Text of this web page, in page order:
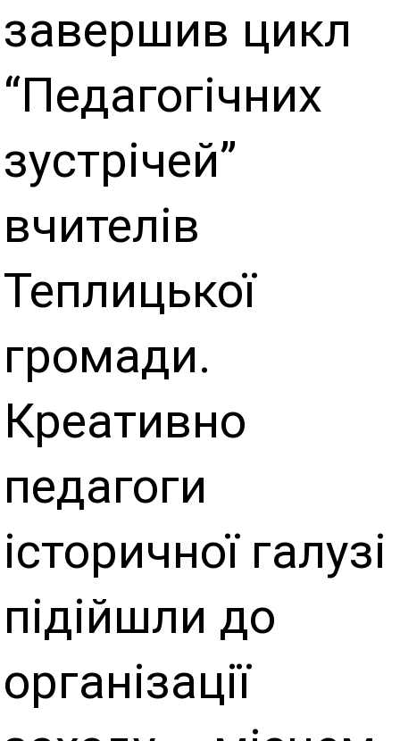
завершив цикл
“Педагогічних
зустрічей”
вчителів
Теплицької
громади.
Креативно
педагоги
історичної галузі
підійшли до
організації